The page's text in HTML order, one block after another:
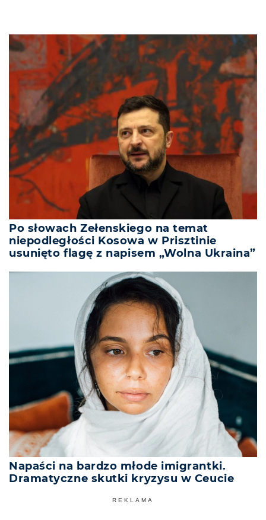
Po słowach Zełenskiego na temat
niepodległości Kosowa w Prisztinie
usunięto flagę z napisem „Wolna Ukraina”
Napaści na bardzo młode imigrantki.
Dramatyczne skutki kryzysu w Ceucie
REKLAMA